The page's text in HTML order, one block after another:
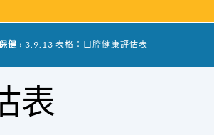
健 3.9.13 表格：口腔健康評估表
表